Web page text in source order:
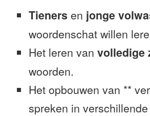
Tieners en jonge
woordenschat willen
Het leren van volledige
woorden.
Het opbouwen van **
spreken in